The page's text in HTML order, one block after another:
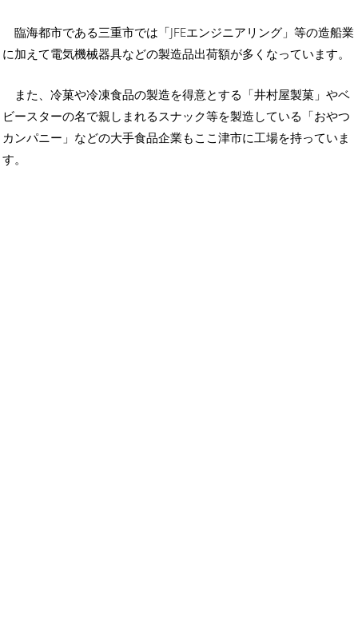
臨海都市である三重市では「JFEエンジニアリング」等の造船業
に加えて電気機械器具などの製造品出荷額が多くなっています。
また、冷菓や冷凍食品の製造を得意とする「井村屋製菓」やベ
ビースターの名で親しまれるスナック等を製造している「おやつ
カンパニー」などの大手食品企業もここ津市に工場を持っていま
す。